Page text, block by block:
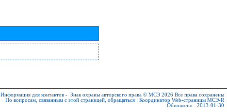
Информация для контактов - Знак охраны авторского права © МСЭ 2026 Все права сохранены
По вопросам, связанным с этой страницей, обращаться : Координатор Web-страницы МСЭ-R
Обновлено : 2013-01-30